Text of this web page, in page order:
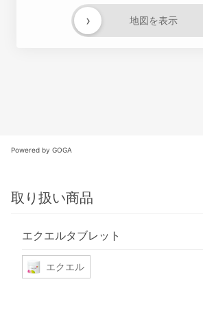
地図を表示
›
Powered by GOGA
取り扱い商品
エクエルタブレット
エクエル